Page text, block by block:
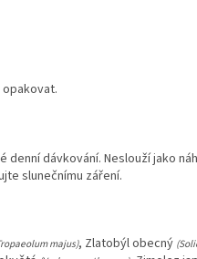
dávkování. Neslouží jako
slunečnímu záření.
majus), Zlatobýl obecný